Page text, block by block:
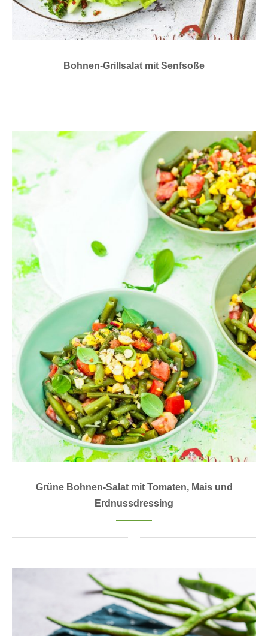
Bohnen-Grillsalat mit Senfsoße
Grüne Bohnen-Salat mit Tomaten, Mais und
Erdnussdressing